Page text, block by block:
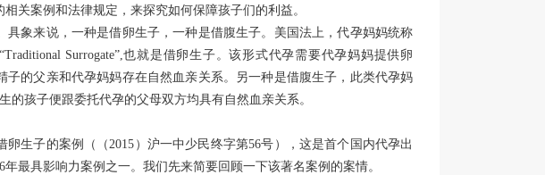
关案例和法律规定，来探究如何保障孩子们的利益。
具象来说，一种是借卵生子，一种是借腹生子。美国法上，代孕妈妈统称
Surrogate”,也就是借卵生子。该形式代孕需要代孕妈妈提供卵
子的父亲和代孕妈妈存在自然血亲关系。另一种是借腹生子，此类代孕妈
的孩子便跟委托代孕的父母双方均具有自然血亲关系。
生子的案例（（2015）沪一中少民终字第56号），这是首个国内代孕出
最具影响力案例之一。我们先来简要回顾一下该著名案例的案情。